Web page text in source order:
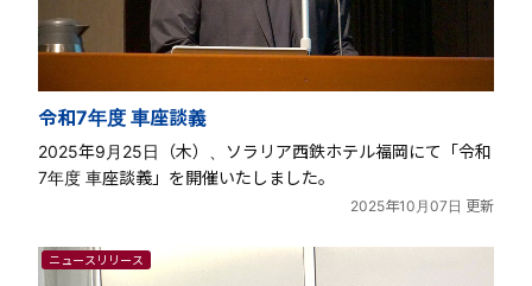
令和7年度 車座談義
2025年9月25日（木）、ソラリア西鉄ホテル福岡にて「令和
7年度 車座談義」を開催いたしました。
2025年10月07日 更新
ニュースリリース